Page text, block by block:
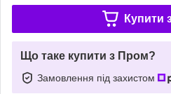
Купити
Що таке купити з Пром?
Замовлення під захистом